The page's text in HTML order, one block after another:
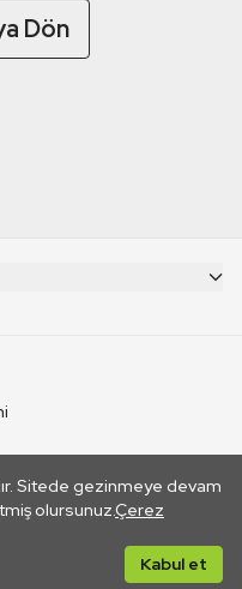
Dön
Sitede gezinmeye devam
olursunuz.Çerez
Kabul et
yoluyla gidilen dış